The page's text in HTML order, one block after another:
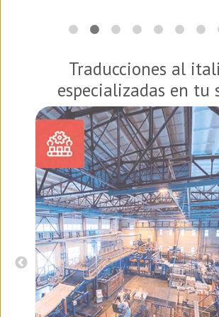
Traducciones al
especializadas en tu